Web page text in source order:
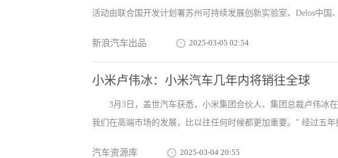
活动由联合国开发计划署苏州可持续发展创新实验室、Delos中国
新浪汽车出品 2025-03-05 02:54
小米卢伟冰：小米汽车几年内将销往全球
3月3日，盖世汽车获悉，小米集团合伙人、集团总裁卢伟冰
我们在高端市场的发展，比以往任何时候都更加重要。” 经过五年
汽车资源库 2025-03-04 20:55